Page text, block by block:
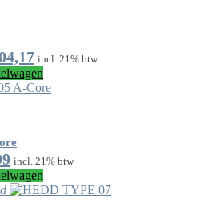
Huidige
prijs
is:
€ 1.004,17.
incl. 21% btw
Huidige
prijs
is:
€ 573,99.
incl. 21% btw